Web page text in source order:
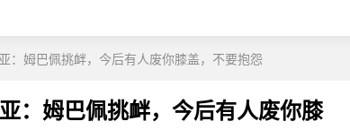
：姆巴佩挑衅，今后有人废你膝盖，不要抱怨
：姆巴佩挑衅，今后有人废你膝